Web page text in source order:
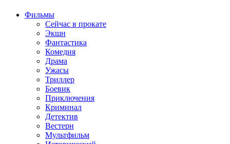
Фильмы
Сейчас в прокате
Экшн
Фантастика
Комедия
Драма
Ужасы
Триллер
Боевик
Приключения
Криминал
Детектив
Вестерн
Мультфильм